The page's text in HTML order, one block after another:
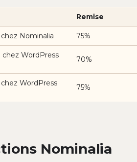
Remise
Nominalia 75%
WordPress
70%
WordPress
75%
Nominalia